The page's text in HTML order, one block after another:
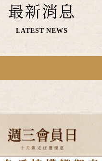
最新消息
LATEST NEWS